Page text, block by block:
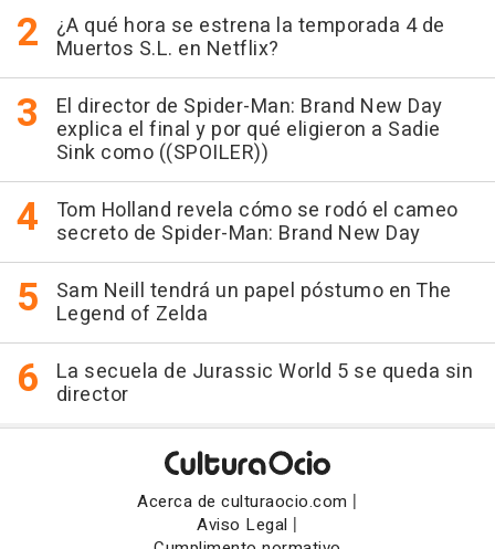
¿A qué hora se estrena la temporada 4 de
Muertos S.L. en Netflix?
El director de Spider-Man: Brand New Day
explica el final y por qué eligieron a Sadie
Sink como ((SPOILER))
Tom Holland revela cómo se rodó el cameo
secreto de Spider-Man: Brand New Day
Sam Neill tendrá un papel póstumo en The
Legend of Zelda
La secuela de Jurassic World 5 se queda sin
director
Acerca de culturaocio.com |
Aviso Legal |